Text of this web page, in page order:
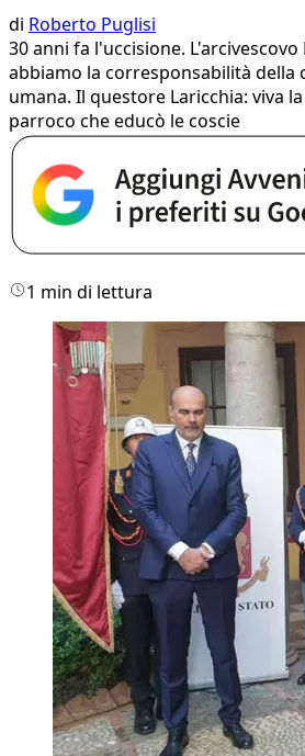
di Roberto Puglisi
30 anni fa l'uccisione.
abbiamo la corresponsabilità della
umana. Il questore Laricchia: viva
parroco che educò le coscie
1 min di lettura